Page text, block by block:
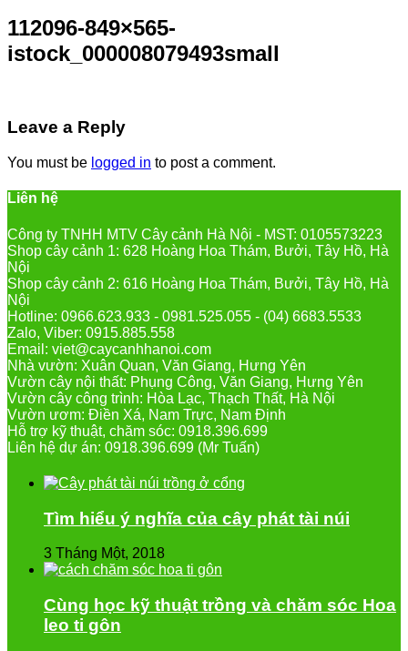
112096-849×565-
istock_000008079493small
Leave a Reply
You must be logged in to post a comment.
Liên hệ
Công ty TNHH MTV Cây cảnh Hà Nội - MST: 0105573223
Shop cây cảnh 1: 628 Hoàng Hoa Thám, Bưởi, Tây Hồ, Hà
Nội
Shop cây cảnh 2: 616 Hoàng Hoa Thám, Bưởi, Tây Hồ, Hà
Nội
Hotline: 0966.623.933 - 0981.525.055 - (04) 6683.5533
Zalo, Viber: 0915.885.558
Email: viet@caycanhhanoi.com
Nhà vườn: Xuân Quan, Văn Giang, Hưng Yên
Vườn cây nội thất: Phụng Công, Văn Giang, Hưng Yên
Vườn cây công trình: Hòa Lạc, Thạch Thất, Hà Nội
Vườn ươm: Điền Xá, Nam Trực, Nam Định
Hỗ trợ kỹ thuật, chăm sóc: 0918.396.699
Liên hệ dự án: 0918.396.699 (Mr Tuấn)
Tìm hiểu ý nghĩa của cây phát tài núi
3 Tháng Một, 2018
Cùng học kỹ thuật trồng và chăm sóc Hoa
leo ti gôn